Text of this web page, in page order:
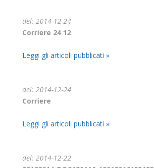
del: 2014-12-24
Corriere 24 12
Leggi gli articoli pubblicati »
del: 2014-12-24
Corriere
Leggi gli articoli pubblicati »
del: 2014-12-22